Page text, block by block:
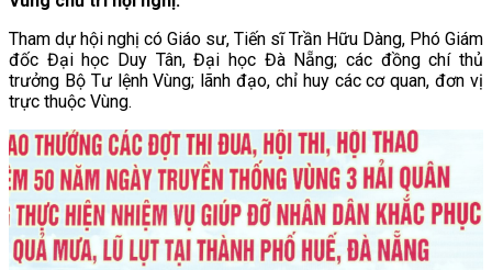
Tham dự hội nghị có Giáo sư, Tiến sĩ Trần Hữu Dàng, Phó Giám
đốc Đại học Duy Tân, Đại học Đà Nẵng; các đồng chí thủ
trưởng Bộ Tư lệnh Vùng; lãnh đạo, chỉ huy các cơ quan, đơn vị
trực thuộc Vùng.